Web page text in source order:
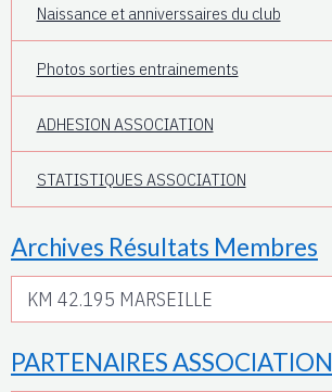
Naissance et anniverssaires du club
Photos sorties entrainements
ADHESION ASSOCIATION
STATISTIQUES ASSOCIATION
Archives Résultats Membres
PARTENAIRES ASSOCIATION